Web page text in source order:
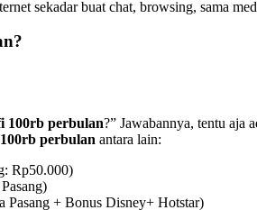
sekadar buat chat, browsing, sama
100rb perbulan?” Jawabannya, tentu aja
perbulan antara lain:
Rp50.000)
Pasang + Bonus Disney+ Hotstar)